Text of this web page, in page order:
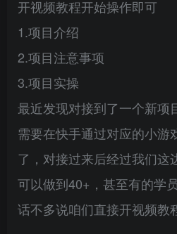
开视频教程开始操作即可
1.项目介绍
2.项目注意事项
3.项目实操
最近发现对接到了一个新项
需要在快手通过对应的小游
了，对接过来后经过我们这
可以做到40+，甚至有的学
话不多说咱们直接开视频教